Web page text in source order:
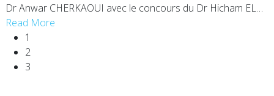
Dr Anwar CHERKAOUI avec le concours du Dr Hicham EL…
Read More
1
2
3